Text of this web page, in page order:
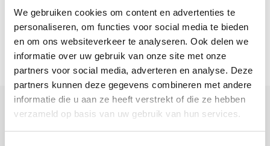
We gebruiken cookies om content en advertenties te
personaliseren, om functies voor social media te bieden
en om ons websiteverkeer te analyseren. Ook delen we
informatie over uw gebruik van onze site met onze
partners voor social media, adverteren en analyse. Deze
partners kunnen deze gegevens combineren met andere
informatie die u aan ze heeft verstrekt of die ze hebben
verzameld op basis van uw gebruik van hun services.
van de rollator verwijderd te worden. Vervolgens wordt
het dienblad stevig bevestigd op dezelfde positie. Zo
creëert u eenvoudig extra gebruiksgemak voor dagelijkse
activiteiten.